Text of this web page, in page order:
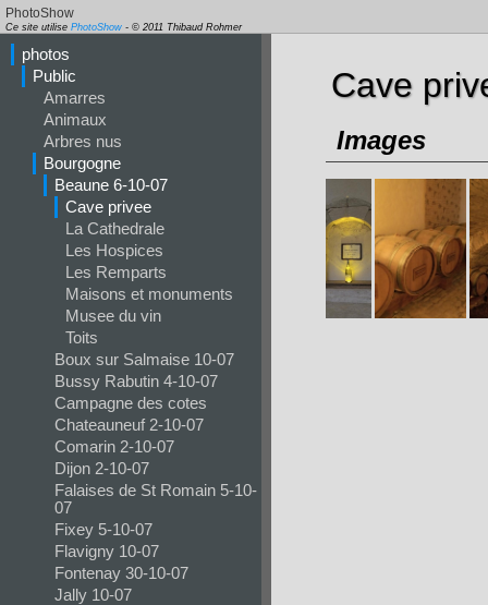
PhotoShow
Ce site utilise PhotoShow - © 2011 Thibaud Rohmer
photos
Public
Amarres
Animaux
Arbres nus
Bourgogne
Beaune 6-10-07
Cave privee
La Cathedrale
Les Hospices
Les Remparts
Maisons et monuments
Musee du vin
Toits
Boux sur Salmaise 10-07
Bussy Rabutin 4-10-07
Campagne des cotes
Chateauneuf 2-10-07
Comarin 2-10-07
Dijon 2-10-07
Falaises de St Romain 5-10-
07
Fixey 5-10-07
Flavigny 10-07
Fontenay 30-10-07
Jally 10-07
Cave
Images